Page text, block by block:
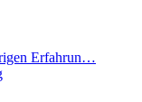
Erfahrun…